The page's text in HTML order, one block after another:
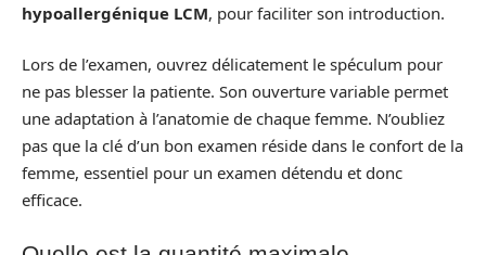
hypoallergénique LCM, pour faciliter son introduction.
Lors de l’examen, ouvrez délicatement le spéculum pour
ne pas blesser la patiente. Son ouverture variable permet
une adaptation à l’anatomie de chaque femme. N’oubliez
pas que la clé d’un bon examen réside dans le confort de la
femme, essentiel pour un examen détendu et donc
efficace.